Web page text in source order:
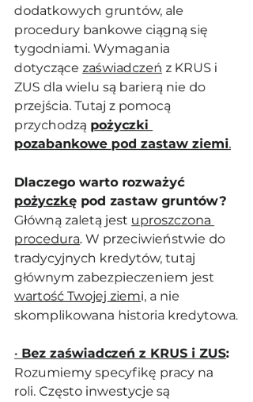
dodatkowych gruntów, ale
procedury bankowe ciągną się
tygodniami. Wymagania
dotyczące zaświadczeń z KRUS i
ZUS dla wielu są barierą nie do
przejścia. Tutaj z pomocą
przychodzą pożyczki
pozabankowe pod zastaw ziemi.
Dlaczego warto rozważyć
pożyczkę pod zastaw gruntów?
Główną zaletą jest uproszczona
procedura. W przeciwieństwie do
tradycyjnych kredytów, tutaj
głównym zabezpieczeniem jest
wartość Twojej ziemi, a nie
skomplikowana historia kredytowa.
• Bez zaświadczeń z KRUS i ZUS:
Rozumiemy specyfikę pracy na
roli. Często inwestycje są